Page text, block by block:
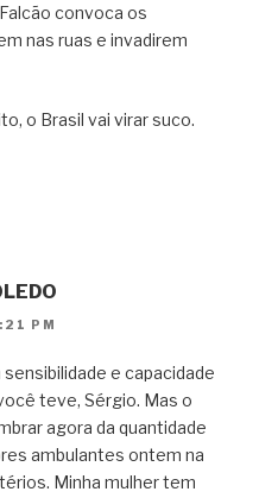
convoca os
nas ruas e invadirem
o Brasil vai virar suco.
PM
e capacidade
teve, Sérgio. Mas o
agora da quantidade
ambulantes ontem na
Minha mulher tem